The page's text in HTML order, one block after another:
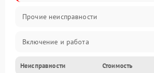
Прочие неисправности
Включение и работа
Работа с нагрузкой
Неисправности Стоимость